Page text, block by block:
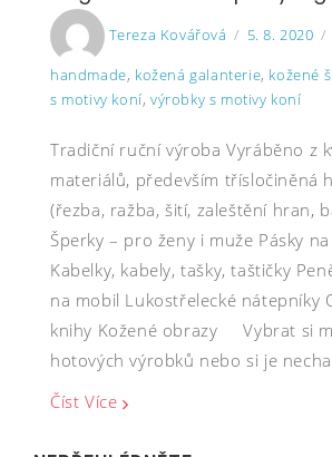
Tereza Kovářová
on
5. 8. 2020
handmade, kožená galanterie, kožené
s motivy koní,výrobky s motivy koní
Tradiční ruční výroba Vyráběno z
materiálů, především třísločiněná
(řezba, ražba, šití, zaleštění hran,
Šperky – pro ženy i muže Pásky
Kabelky, kabely, tašky, taštičky
na mobil Lukostřelecké nátepníky
knihy Kožené obrazy Vybrat si
hotových výrobků nebo si je
Číst Více